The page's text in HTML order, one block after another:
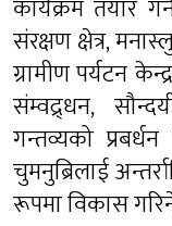
कार्यक्रम तयार
संरक्षण क्षेत्र,
ग्रामीण पर्यटन
संम्वद्र्धन,
गन्तव्यको
चुमनुब्रिलाई
रूपमा विकास